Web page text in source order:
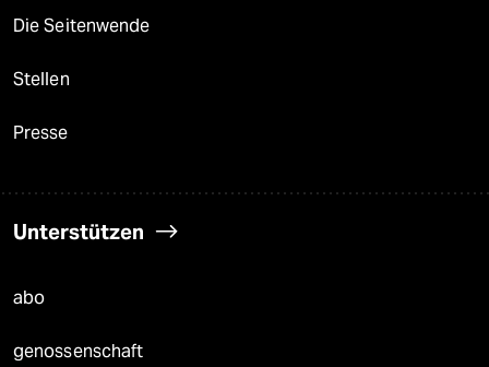
Die Seitenwende
Stellen
Presse
Unterstützen
abo
genossenschaft